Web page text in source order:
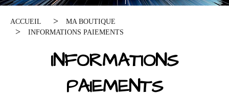
ACCUEIL
MA BOUTIQUE
INFORMATIONS PAIEMENTS
INFORMATIONS
PAIEMENTS